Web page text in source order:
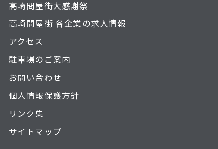
高崎問屋街大感謝祭
高崎問屋街 各企業の求人情報
アクセス
駐車場のご案内
お問い合わせ
個人情報保護方針
リンク集
サイトマップ